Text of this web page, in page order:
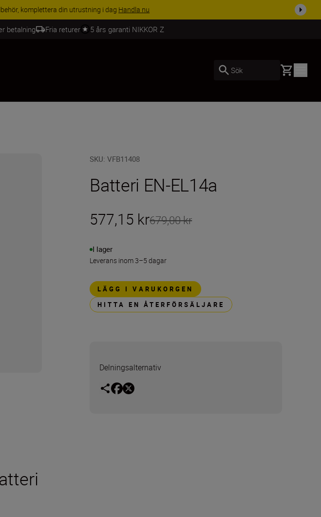
komplettera din utrustning i dag Handla nu
betalning Fria returer 5 års garanti NIKKOR Z
Sök Basket
SKU:VFB11408
Batteri EN-EL14a
577,15 kr679,00 kr
I lager
Leverans inom 3–5 dagar
LÄGG I VARUKORGEN
HITTA EN ÅTERFÖRSÄLJARE
Delningsalternativ